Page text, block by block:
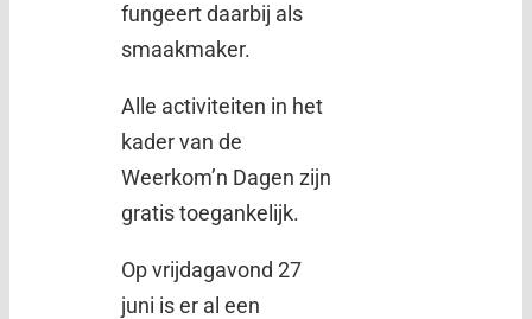
fungeert daarbij als
smaakmaker.
Alle activiteiten in het
kader van de
Weerkom’n Dagen zijn
gratis toegankelijk.
Op vrijdagavond 27
juni is er al een